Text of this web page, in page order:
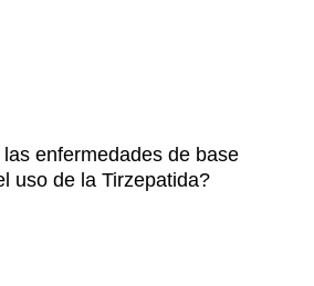
enfermedades de base
uso de la Tirzepatida?